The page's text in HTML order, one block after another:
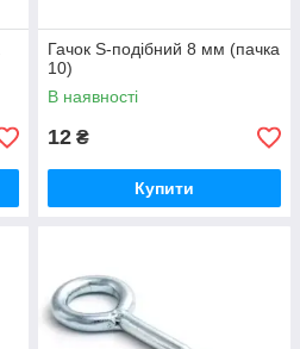
Гачок S-подібний 8 мм (пачка
10)
В наявності
12 ₴
Купити